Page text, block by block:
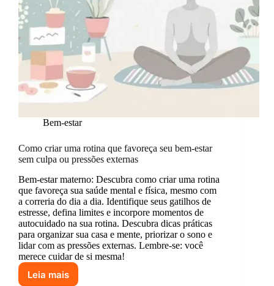
Bem-estar
Como criar uma rotina que favoreça seu bem-estar
sem culpa ou pressões externas
Bem-estar materno: Descubra como criar uma rotina
que favoreça sua saúde mental e física, mesmo com
a correria do dia a dia. Identifique seus gatilhos de
estresse, defina limites e incorpore momentos de
autocuidado na sua rotina. Descubra dicas práticas
para organizar sua casa e mente, priorizar o sono e
lidar com as pressões externas. Lembre-se: você
merece cuidar de si mesma!
Leia mais
Como